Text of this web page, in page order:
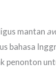
mantan
bahasa